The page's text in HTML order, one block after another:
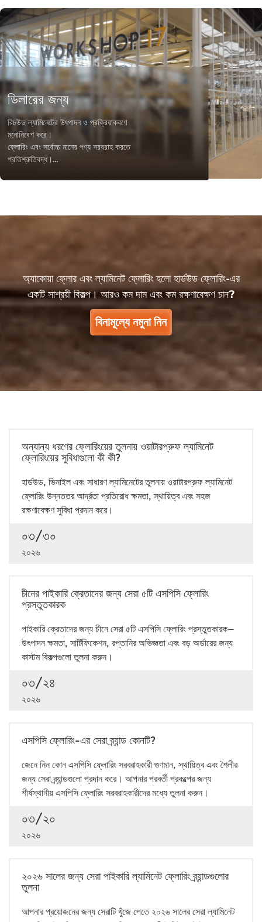
ডিলারের জন্য
রিচউড ল্যামিনেটের উৎপাদন ও প্রক্রিয়াকরণে
মনোনিবেশ করে।
ফ্লোরিং এবং সর্বোচ্চ মানের পণ্য সরবরাহ করতে
প্রতিশ্রুতিবদ্ধ।…
অ্যাকোয়া ফ্লোর এবং ল্যামিনেট ফ্লোরিং হলো হার্ডউড ফ্লোরিং-এর
একটি সাশ্রয়ী বিকল্প। আরও কম দাম এবং কম রক্ষণাবেক্ষণ চান?
বিনামূল্যে নমুনা নিন
অন্যান্য ধরণের ফ্লোরিংয়ের তুলনায় ওয়াটারপ্রুফ ল্যামিনেট
ফ্লোরিংয়ের সুবিধাগুলো কী কী?
হার্ডউড, ভিনাইল এবং সাধারণ ল্যামিনেটের তুলনায় ওয়াটারপ্রুফ ল্যামিনেট
ফ্লোরিং উন্নততর আর্দ্রতা প্রতিরোধ ক্ষমতা, স্থায়িত্ব এবং সহজ
রক্ষণাবেক্ষণ সুবিধা প্রদান করে।
০৩/৩০
২০২৬
চীনের পাইকারি ক্রেতাদের জন্য সেরা ৫টি এসপিসি ফ্লোরিং
প্রস্তুতকারক
পাইকারি ক্রেতাদের জন্য চীনে সেরা ৫টি এসপিসি ফ্লোরিং প্রস্তুতকারক—
উৎপাদন ক্ষমতা, সার্টিফিকেশন, রপ্তানির অভিজ্ঞতা এবং বড় অর্ডারের জন্য
কাস্টম বিকল্পগুলো তুলনা করুন।
০৩/২৪
২০২৬
এসপিসি ফ্লোরিং-এর সেরা ব্র্যান্ড কোনটি?
জেনে নিন কোন এসপিসি ফ্লোরিং সরবরাহকারী গুণমান, স্থায়িত্ব এবং শৈলীর
জন্য সেরা ব্র্যান্ডগুলো প্রদান করে। আপনার পরবর্তী প্রকল্পের জন্য
শীর্ষস্থানীয় এসপিসি ফ্লোরিং সরবরাহকারীদের মধ্যে তুলনা করুন।
০৩/২০
২০২৬
২০২৬ সালের জন্য সেরা পাইকারি ল্যামিনেট ফ্লোরিং ব্র্যান্ডগুলোর
তুলনা
আপনার প্রয়োজনের জন্য সেরাটি খুঁজে পেতে ২০২৬ সালের সেরা ল্যামিনেট